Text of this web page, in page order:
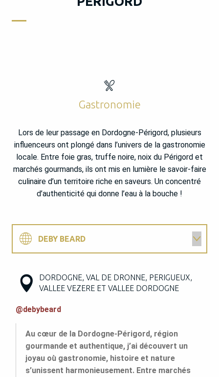
Gastronomie
Lors de leur passage en Dordogne-Périgord, plusieurs
influenceurs ont plongé dans l’univers de la gastronomie
locale. Entre foie gras, truffe noire, noix du Périgord et
marchés gourmands, ils ont mis en lumière le savoir-faire
culinaire d’un territoire riche en saveurs. Un concentré
d’authenticité qui donne l’eau à la bouche !
DEBY BEARD
DORDOGNE, VAL DE DRONNE, PERIGUEUX,
VALLEE VEZERE ET VALLEE DORDOGNE
@debybeard
Au cœur de la Dordogne-Périgord, région
gourmande et authentique, j’ai découvert un
joyau où gastronomie, histoire et nature
s’unissent harmonieusement. Entre marchés